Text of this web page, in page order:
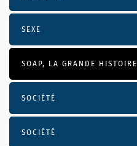
SEXE
SOAP, LA GRANDE HISTOIRE
SOCIÉTÉ
SOCIÉTÉ